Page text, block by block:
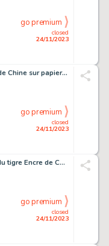
closed
24/11/2023
go premium
Spirou et Fantasio Encre de Chine sur papier pour un...
closed
24/11/2023
go premium
Howard Flynn - La griffe du tigre Encre de Chine sur...
closed
24/11/2023
go premium